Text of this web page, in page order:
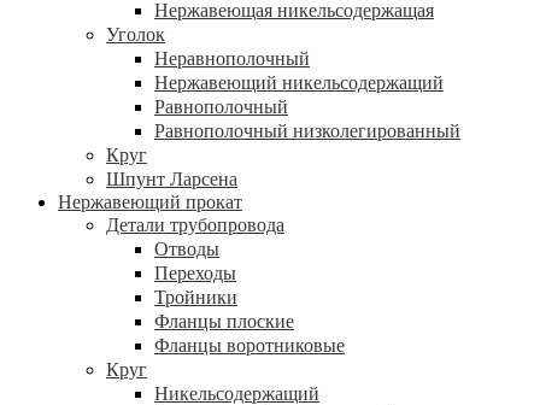
Нержавеющая никельсодержащая
Уголок
Неравнополочный
Нержавеющий никельсодержащий
Равнополочный
Равнополочный низколегированный
Круг
Шпунт Ларсена
Нержавеющий прокат
Детали трубопровода
Отводы
Переходы
Тройники
Фланцы плоские
Фланцы воротниковые
Круг
Никельсодержащий